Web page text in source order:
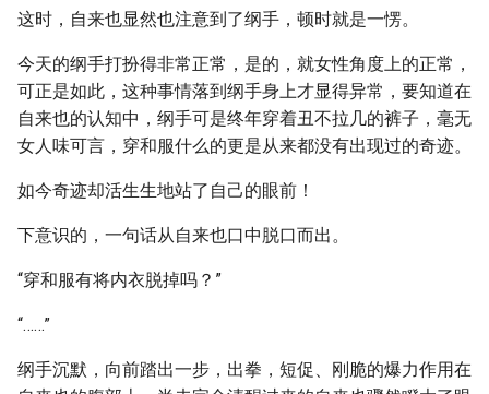
这时，自来也显然也注意到了纲手，顿时就是一愣。
今天的纲手打扮得非常正常，是的，就女性角度上的正常，
可正是如此，这种事情落到纲手身上才显得异常，要知道在
自来也的认知中，纲手可是终年穿着丑不拉几的裤子，毫无
女人味可言，穿和服什么的更是从来都没有出现过的奇迹。
如今奇迹却活生生地站了自己的眼前！
下意识的，一句话从自来也口中脱口而出。
“穿和服有将内衣脱掉吗？”
“……”
纲手沉默，向前踏出一步，出拳，短促、刚脆的爆力作用在